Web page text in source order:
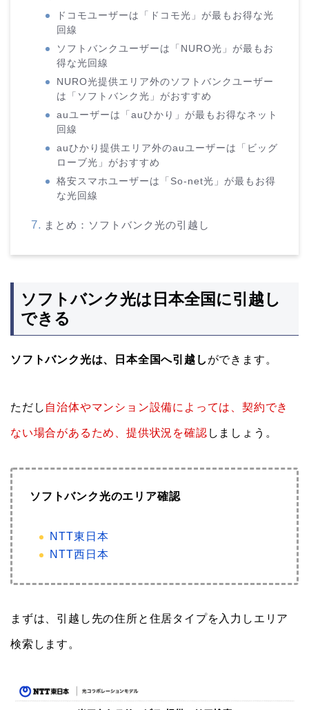
ドコモユーザーは「ドコモ光」が最もお得な光
回線
ソフトバンクユーザーは「NURO光」が最もお
得な光回線
NURO光提供エリア外のソフトバンクユーザー
は「ソフトバンク光」がおすすめ
auユーザーは「auひかり」が最もお得なネット
回線
auひかり提供エリア外のauユーザーは「ビッグ
ローブ光」がおすすめ
格安スマホユーザーは「So-net光」が最もお得
な光回線
まとめ：ソフトバンク光の引越し
ソフトバンク光は日本全国に引越し
できる
ソフトバンク光は、日本全国へ引越し ができます。
ただし 自治体やマンション設備によっては、契約でき
ない場合があるため、提供状況を確認 しましょう。
ソフトバンク光のエリア確認
NTT東日本
NTT西日本
まずは、引越し先の住所と住居タイプを入力しエリア
検索します。